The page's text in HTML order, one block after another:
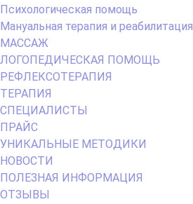
Психологическая помощь
Мануальная терапия и реабилитация
МАССАЖ
ЛОГОПЕДИЧЕСКАЯ ПОМОЩЬ
РЕФЛЕКСОТЕРАПИЯ
ТЕРАПИЯ
СПЕЦИАЛИСТЫ
ПРАЙС
УНИКАЛЬНЫЕ МЕТОДИКИ
НОВОСТИ
ПОЛЕЗНАЯ ИНФОРМАЦИЯ
ОТЗЫВЫ